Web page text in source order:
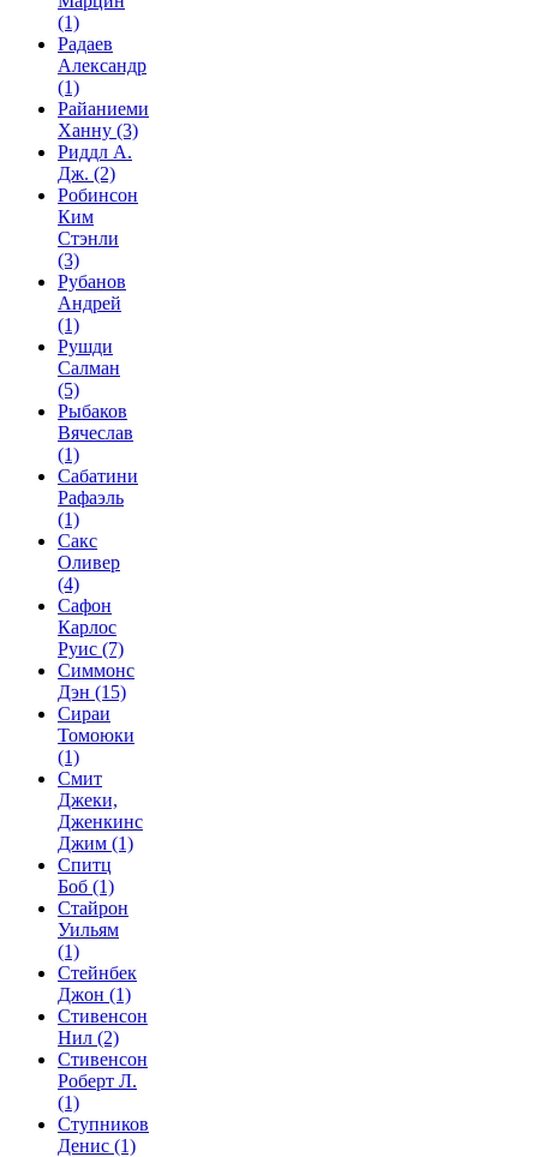
(1)
Радаев
Александр
(1)
Райаниеми
Ханну (3)
Риддл А.
Дж. (2)
Робинсон
Ким
Стэнли
(3)
Рубанов
Андрей
(1)
Рушди
Салман
(5)
Рыбаков
Вячеслав
(1)
Сабатини
Рафаэль
(1)
Сакс
Оливер
(4)
Сафон
Карлос
Руис (7)
Симмонс
Дэн (15)
Сираи
Томоюки
(1)
Смит
Джеки,
Дженкинс
Джим (1)
Спитц
Боб (1)
Стайрон
Уильям
(1)
Стейнбек
Джон (1)
Стивенсон
Нил (2)
Стивенсон
Роберт Л.
(1)
Ступников
Денис (1)